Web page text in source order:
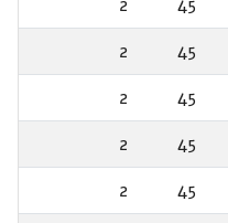
45
2
45
2
45
2
45
2